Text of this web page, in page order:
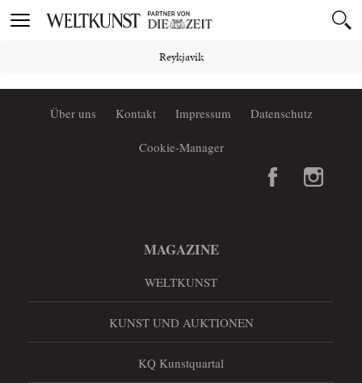
Toggle
Reykjavik
Über uns Kontakt Impressum Datenschutz
Cookie-Manager
MAGAZINE
WELTKUNST
KUNST UND AUKTIONEN
KQ Kunstquartal